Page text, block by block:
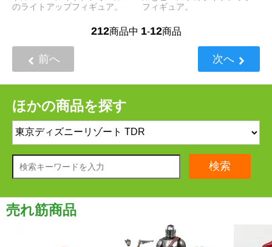
のライトアップフィギュア。
フィギュア。
212商品中 1-12商品
前へ 次へ
ほかの商品を探す
検索
売れ筋商品